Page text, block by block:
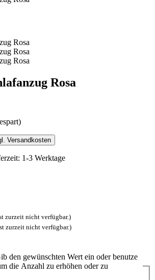
Rosa
Versandkosten
1-3 Werktage
zurzeit nicht verfügbar.)
zurzeit nicht verfügbar.)
den gewünschten Wert ein oder benutze
die Anzahl zu erhöhen oder zu